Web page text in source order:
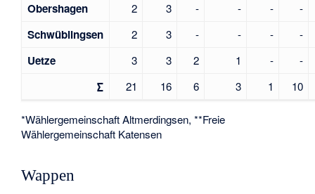
Obershagen 2 3 - - - -
Schwüblingsen 2 3 - - - -
Uetze 3 3 2 1 - -
∑ 21 16 6 3 1 10
*Wählergemeinschaft Altmerdingsen, **Freie
Wählergemeinschaft Katensen
Wappen